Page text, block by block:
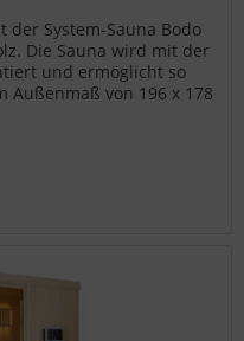
der System-Sauna Bodo
Die Sauna wird mit der
und ermöglicht so
Außenmaß von 196 x 178